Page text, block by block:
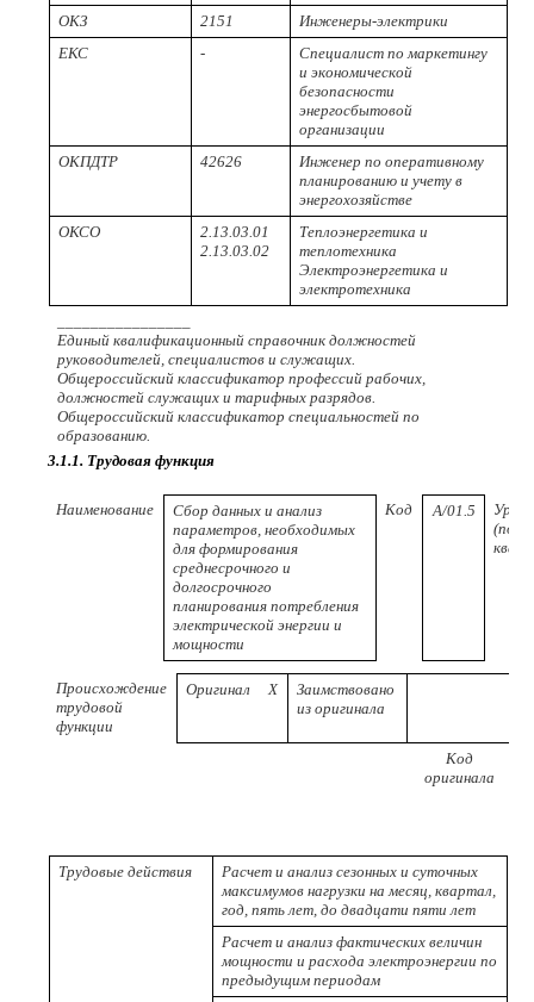
ОКЗ
2151
Инженеры-электрики
ЕКС
-
Специалист по маркетингу
и экономической
безопасности
энергосбытовой
организации
ОКПДТР
42626
Инженер по оперативному
планированию и учету в
энергохозяйстве
ОКСО
2.13.03.01
2.13.03.02
Теплоэнергетика и
теплотехника
Электроэнергетика и
электротехника
Единый квалификационный справочник должностей
руководителей, специалистов и служащих.
Общероссийский классификатор профессий рабочих,
должностей служащих и тарифных разрядов.
Общероссийский классификатор специальностей по
образованию.
3.1.1. Трудовая функция
Наименование
Сбор данных и анализ
параметров, необходимых
для формирования
среднесрочного и
долгосрочного
планирования потребления
электрической энергии и
мощности
Код A/01.5
Происхождение
трудовой
функции
Оригинал X
Заимствовано
из оригинала
Код
оригинала
Трудовые действия
Расчет и анализ сезонных и суточных
максимумов нагрузки на месяц, квартал,
год, пять лет, до двадцати пяти лет
Расчет и анализ фактических величин
мощности и расхода электроэнергии по
предыдущим периодам